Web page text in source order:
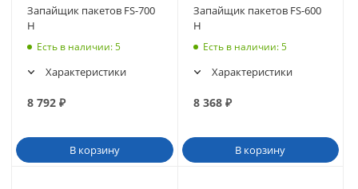
Запайщик пакетов FS-700
H
Есть в наличии: 5
Характеристики
8 792 ₽
В корзину
Запайщик пакетов FS-600
H
Есть в наличии: 5
Характеристики
8 368₽
В корзину